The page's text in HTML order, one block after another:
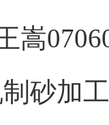
嵩
砂加